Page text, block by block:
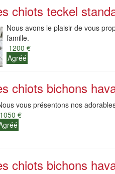
chiots teckel
Nous avons le plaisir de vous
famille.
1200 €
Agréé
chiots bichons
vous présentons nos
1050 €
chiots bichons